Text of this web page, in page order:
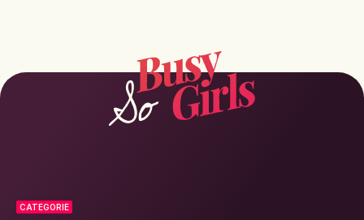
CATEGORIE